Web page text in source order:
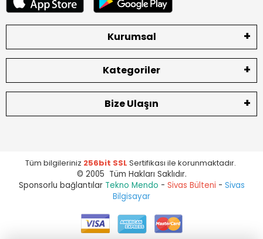
Kurumsal
Kategoriler
Bize Ulaşın
Tüm bilgileriniz 256bit SSL Sertifikası ile korunmaktadır.
© 2005 Tüm Hakları Saklıdır.
Sponsorlu bağlantılar Tekno Mendo - Sivas Bülteni - Sivas
Bilgisayar